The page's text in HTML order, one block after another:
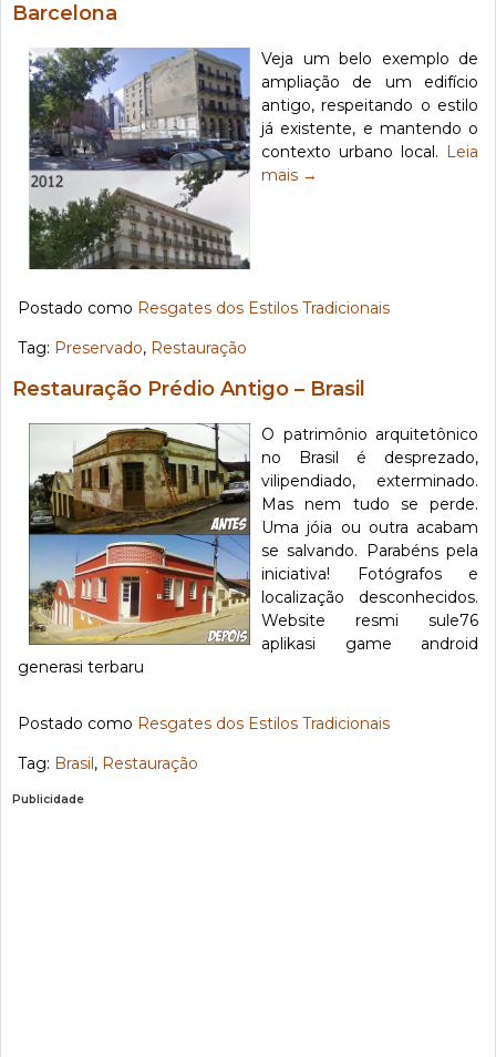
Barcelona
Veja um belo exemplo de
ampliação de um edifício
antigo, respeitando o estilo
já existente, e mantendo o
contexto urbano local. Leia
mais →
Postado como Resgates dos Estilos Tradicionais
Tag: Preservado, Restauração
Restauração Prédio Antigo – Brasil
O patrimônio arquitetônico
no Brasil é desprezado,
vilipendiado, exterminado.
Mas nem tudo se perde.
Uma jóia ou outra acabam
se salvando. Parabéns pela
iniciativa! Fotógrafos e
localização desconhecidos.
Website resmi sule76
aplikasi game android
generasi terbaru
Postado como Resgates dos Estilos Tradicionais
Tag: Brasil, Restauração
Publicidade